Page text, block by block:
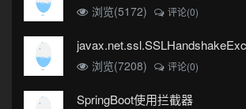
浏览(5172) 评论(0)
浏览(7208)
评论(0)
SpringBoot使用拦截器